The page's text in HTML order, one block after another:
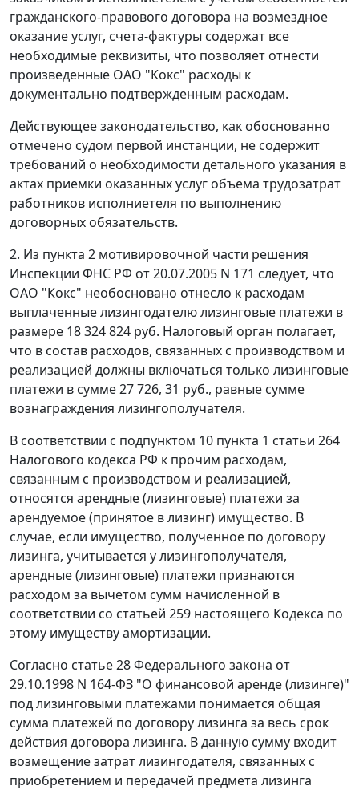
гражданского-правового договора на возмездное
оказание услуг, счета-фактуры содержат все
необходимые реквизиты, что позволяет отнести
произведенные ОАО "Кокс" расходы к
документально подтвержденным расходам.
Действующее законодательство, как обоснованно
отмечено судом первой инстанции, не содержит
требований о необходимости детального указания в
актах приемки оказанных услуг объема трудозатрат
работников исполниетеля по выполнению
договорных обязательств.
2. Из пункта 2 мотивировочной части решения
Инспекции ФНС РФ от 20.07.2005 N 171 следует, что
ОАО "Кокс" необосновано отнесло к расходам
выплаченные лизингодателю лизинговые платежи в
размере 18 324 824 руб. Налоговый орган полагает,
что в состав расходов, связанных с производством и
реализацией должны включаться только лизинговые
платежи в сумме 27 726, 31 руб., равные сумме
вознаграждения лизингополучателя.
В соответствии с подпунктом 10 пункта 1 статьи 264
Налогового кодекса РФ к прочим расходам,
связанным с производством и реализацией,
относятся арендные (лизинговые) платежи за
арендуемое (принятое в лизинг) имущество. В
случае, если имущество, полученное по договору
лизинга, учитывается у лизингополучателя,
арендные (лизинговые) платежи признаются
расходом за вычетом сумм начисленной в
соответствии со статьей 259 настоящего Кодекса по
этому имуществу амортизации.
Согласно статье 28Федерального закона от
29.10.1998 N 164-ФЗ "О финансовой аренде (лизинге)"
под лизинговыми платежами понимается общая
сумма платежей по договору лизинга за весь срок
действия договора лизинга. В данную сумму входит
возмещение затрат лизингодателя, связанных с
приобретением и передачей предмета лизинга